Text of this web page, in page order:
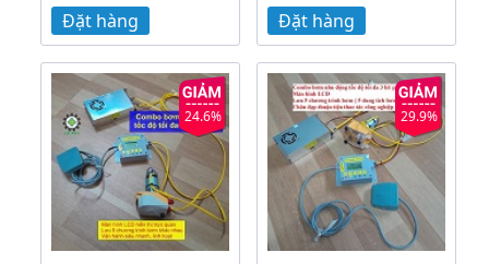
Đặt hàng Đặt hàng
24.6% 29.9%